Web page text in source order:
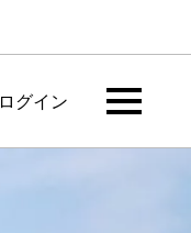
ログイン